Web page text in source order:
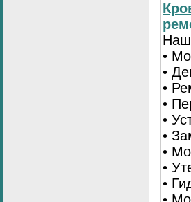
•
•
•
•
•
•
•
•
•